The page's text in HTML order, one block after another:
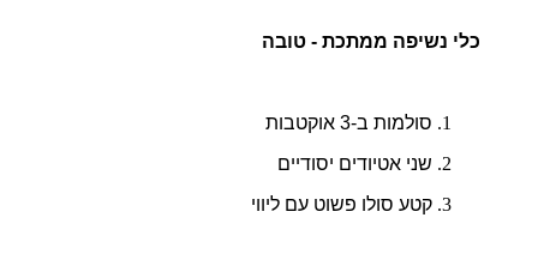
כלי נשיפה ממתכת - טובה
סולמות ב-3 אוקטבות
שני אטיודים יסודיים
קטע סולו פשוט עם ליווי